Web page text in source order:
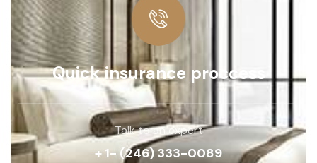
Quick insurance proccess
Talk to an expert
+ 1- (246) 333-0089